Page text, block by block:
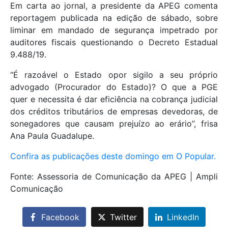
Em carta ao jornal, a presidente da APEG comenta
reportagem publicada na edição de sábado, sobre
liminar em mandado de segurança impetrado por
auditores fiscais questionando o Decreto Estadual
9.488/19.
“É razoável o Estado opor sigilo a seu próprio
advogado (Procurador do Estado)? O que a PGE
quer e necessita é dar eficiência na cobrança judicial
dos créditos tributários de empresas devedoras, de
sonegadores que causam prejuízo ao erário”, frisa
Ana Paula Guadalupe.
Confira as publicações deste domingo em O Popular.
Fonte: Assessoria de Comunicação da APEG | Ampli
Comunicação
Facebook Twitter LinkedIn